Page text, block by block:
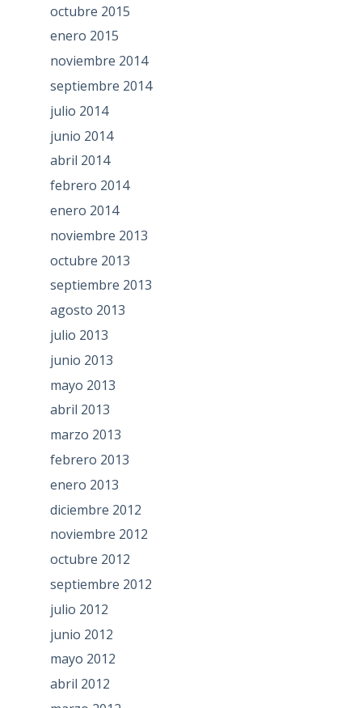
octubre 2015
enero 2015
noviembre 2014
septiembre 2014
julio 2014
junio 2014
abril 2014
febrero 2014
enero 2014
noviembre 2013
octubre 2013
septiembre 2013
agosto 2013
julio 2013
junio 2013
mayo 2013
abril 2013
marzo 2013
febrero 2013
enero 2013
diciembre 2012
noviembre 2012
octubre 2012
septiembre 2012
julio 2012
junio 2012
mayo 2012
abril 2012